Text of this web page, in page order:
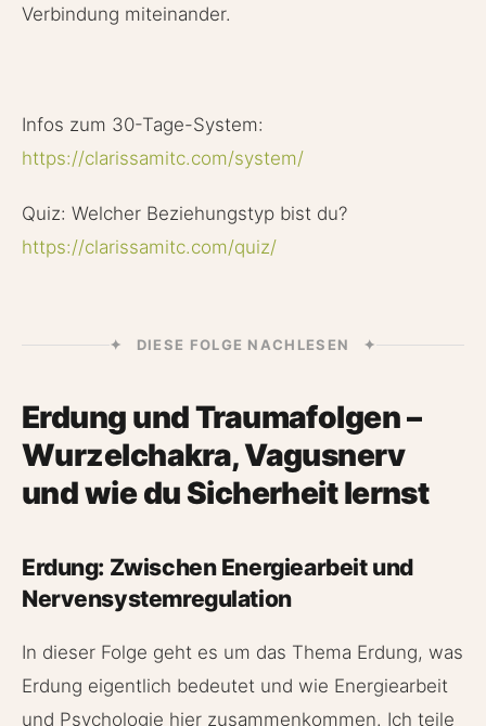
Verbindung miteinander.
Infos zum 30-Tage-System:
https://clarissamitc.com/system/
Quiz: Welcher Beziehungstyp bist du?
https://clarissamitc.com/quiz/
✦ DIESE FOLGE NACHLESEN ✦
Erdung und Traumafolgen –
Wurzelchakra, Vagusnerv
und wie du Sicherheit lernst
Erdung: Zwischen Energiearbeit und
Nervensystemregulation
In dieser Folge geht es um das Thema Erdung, was
Erdung eigentlich bedeutet und wie Energiearbeit
und Psychologie hier zusammenkommen. Ich teile